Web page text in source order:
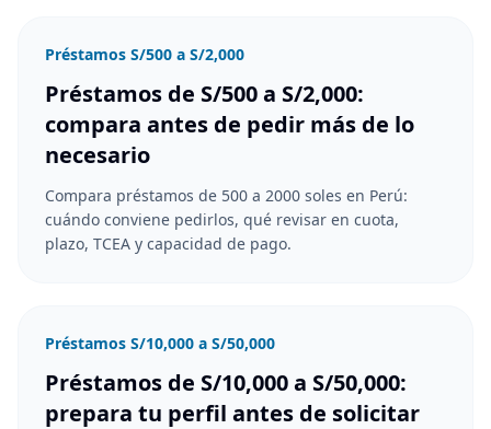
Préstamos S/500 a S/2,000
Préstamos de S/500 a S/2,000:
compara antes de pedir más de lo
necesario
Compara préstamos de 500 a 2000 soles en Perú:
cuándo conviene pedirlos, qué revisar en cuota,
plazo, TCEA y capacidad de pago.
Préstamos S/10,000 a S/50,000
Préstamos de S/10,000 a S/50,000:
prepara tu perfil antes de solicitar